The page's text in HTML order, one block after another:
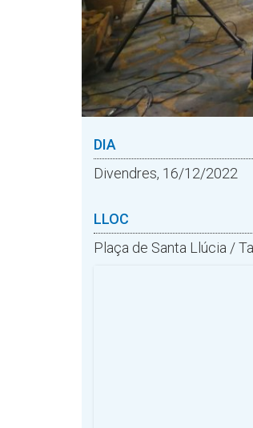
DIA
Divendres, 16/12/2022
LLOC
Plaça de Santa Llúcia /